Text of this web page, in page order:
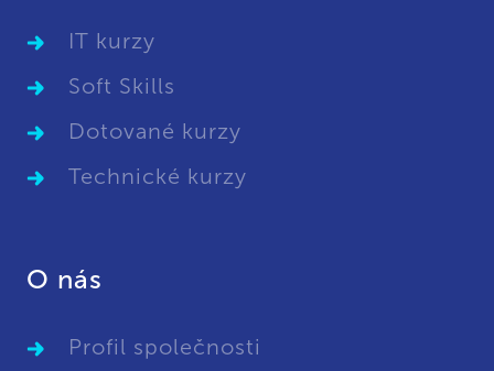
IT kurzy
Soft Skills
Dotované kurzy
Technické kurzy
O nás
Profil společnosti